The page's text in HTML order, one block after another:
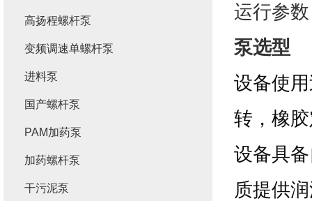
运行参
泵选型
设备使
转，橡
设备具
质提供
高扬程螺杆泵
变频调速单螺杆泵
进料泵
国产螺杆泵
PAM加药泵
加药螺杆泵
干污泥泵